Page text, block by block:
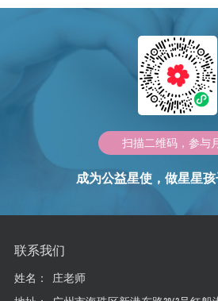
扫描二维码，参与
成为公益星使，做星星
联系我们
姓名：
庄老师